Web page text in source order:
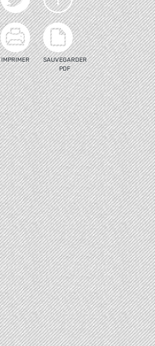
IMPRIMER
SAUVEGARDER
PDF